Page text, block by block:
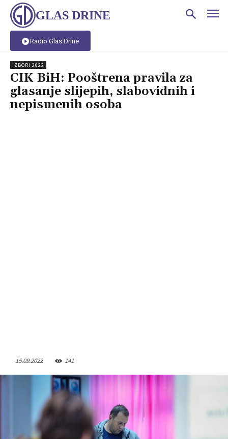
GLAS DRINE
Radio Glas Drine
IZBORI 2022
CIK BiH: Pooštrena pravila za
glasanje slijepih, slabovidnih i
nepismenih osoba
15.09.2022 141